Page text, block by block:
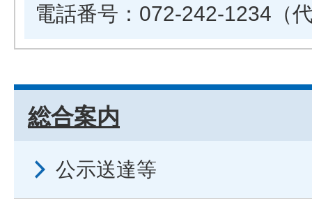
電話番号：072-242-1234（
総合案内
公示送達等